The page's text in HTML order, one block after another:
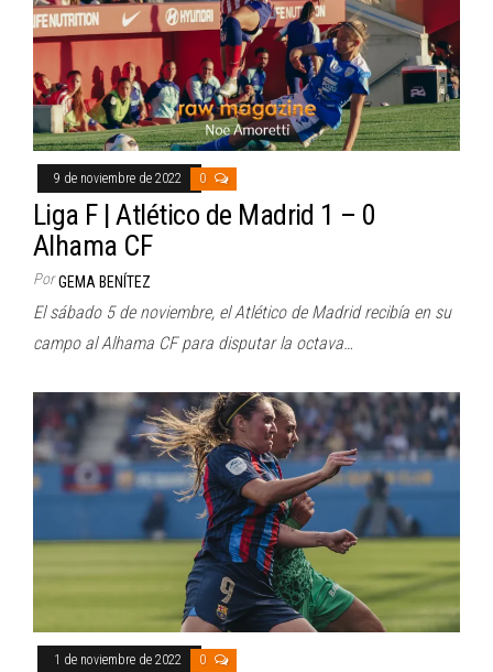
9 de noviembre de 2022 0
Liga F | Atlético de Madrid 1 – 0
Alhama CF
Por GEMA BENÍTEZ
El sábado 5 de noviembre, el Atlético de Madrid recibía en su
campo al Alhama CF para disputar la octava…
1 de noviembre de 2022 0